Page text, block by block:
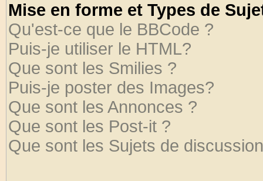
Mise en forme et Types de
Qu'est-ce que le BBCode ?
Puis-je utiliser le HTML?
Que sont les Smilies ?
Puis-je poster des Images?
Que sont les Annonces ?
Que sont les Post-it ?
Que sont les Sujets de